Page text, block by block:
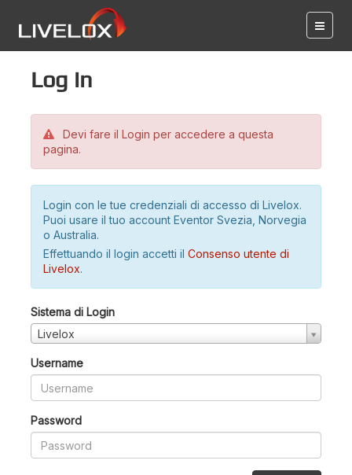
Log in
Devi fare il Login per accedere a questa
pagina.
Login con le tue credenziali di accesso di Livelox.
Puoi usare il tuo account Eventor Svezia, Norvegia
o Australia.
Effettuando il login accetti il Consenso utente di
Livelox.
Sistema di Login
Livelox
Username
Password